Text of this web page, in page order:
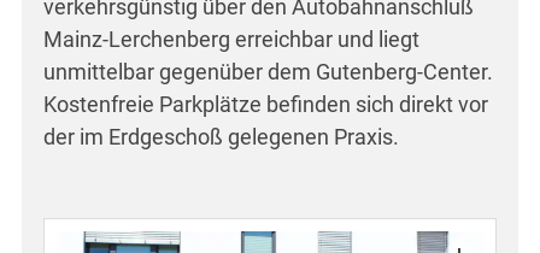
Aktuelles
Kontakt
verkehrsgünstig über den Autobahnanschluß
Mainz-Lerchenberg erreichbar und liegt
unmittelbar gegenüber dem Gutenberg-Center.
Kostenfreie Parkplätze befinden sich direkt vor
der im Erdgeschoß gelegenen Praxis.